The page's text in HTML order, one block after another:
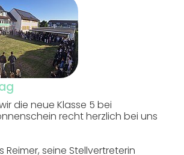
die neue Klasse 5 bei
recht herzlich bei uns
Reimer, seine Stellvertreterin